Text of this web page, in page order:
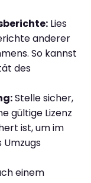
Lies
anderer
So kannst
des
Stelle sicher,
gültige Lizenz
ist, um im
Umzugs
einem